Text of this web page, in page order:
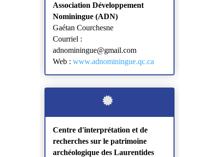
Association Développement
Nominingue (ADN)
Gaétan Courchesne
Courriel :
adnominingue@gmail.com
Web : www.adnominingue.qc.ca
Centre d'interprétation et de
recherches sur le patrimoine
archéologique des Laurentides